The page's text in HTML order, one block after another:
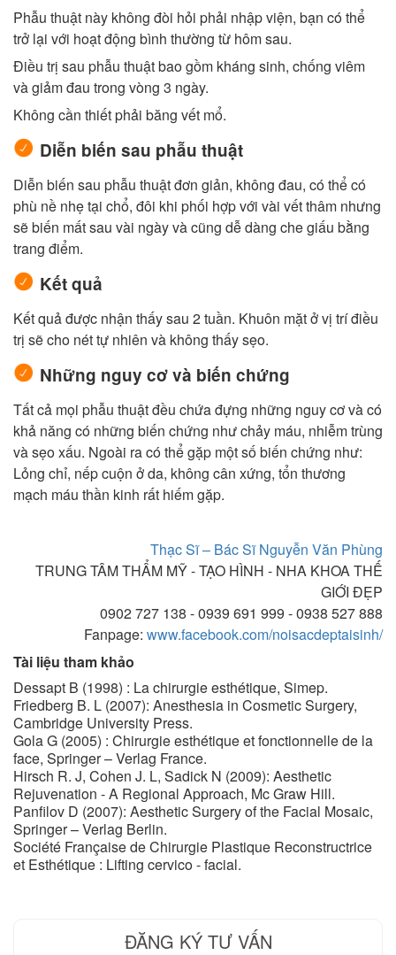
Phẫu thuật này không đòi hỏi phải nhập viện, bạn có thể
trở lại với hoạt động bình thường từ hôm sau.
Điều trị sau phẫu thuật bao gồm kháng sinh, chống viêm
và giảm đau trong vòng 3 ngày.
Không cần thiết phải băng vết mổ.
Diễn biến sau phẫu thuật
Diễn biến sau phẫu thuật đơn giản, không đau, có thể có
phù nề nhẹ tại chổ, đôi khi phối hợp với vài vết thâm nhưng
sẽ biến mất sau vài ngày và cũng dễ dàng che giấu bằng
trang điểm.
Kết quả
Kết quả được nhận thấy sau 2 tuần. Khuôn mặt ở vị trí điều
trị sẽ cho nét tự nhiên và không thấy sẹo.
Những nguy cơ và biến chứng
Tất cả mọi phẫu thuật đều chứa đựng những nguy cơ và có
khả năng có những biến chứng như chảy máu, nhiễm trùng
và sẹo xấu. Ngoài ra có thể gặp một số biến chứng như:
Lỏng chỉ, nếp cuộn ở da, không cân xứng, tổn thương
mạch máu thần kinh rất hiếm gặp.
Thạc Sĩ – Bác Sĩ Nguyễn Văn Phùng
TRUNG TÂM THẨM MỸ - TẠO HÌNH - NHA KHOA THẾ
GIỚI ĐẸP
0902 727 138 - 0939 691 999 - 0938 527 888
Fanpage: www.facebook.com/noisacdeptaisinh/
Tài liệu tham khảo
Dessapt B (1998) : La chirurgie esthétique, Simep.
Friedberg B. L (2007): Anesthesia in Cosmetic Surgery,
Cambridge University Press.
Gola G (2005) : Chirurgie esthétique et fonctionnelle de la
face, Springer – Verlag France.
Hirsch R. J, Cohen J. L, Sadick N (2009): Aesthetic
Rejuvenation - A Regional Approach, Mc Graw Hill.
Panfilov D (2007): Aesthetic Surgery of the Facial Mosaic,
Springer – Verlag Berlin.
Société Française de Chirurgie Plastique Reconstructrice
et Esthétique : Lifting cervico - facial.
ĐĂNG KÝ TƯ VẤN